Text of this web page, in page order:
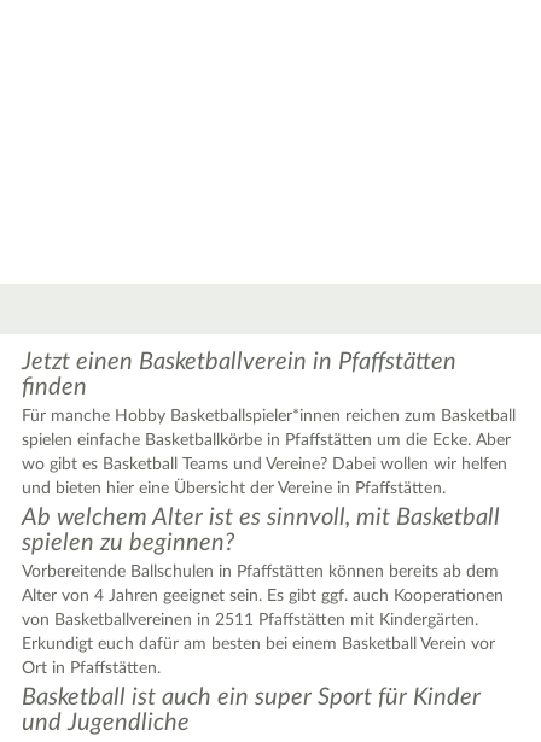
Jetzt einen Basketballverein in Pfaffstätten
finden
Für manche Hobby Basketballspieler*innen reichen zum Basketball
spielen einfache Basketballkörbe in Pfaffstätten um die Ecke. Aber
wo gibt es Basketball Teams und Vereine? Dabei wollen wir helfen
und bieten hier eine Übersicht der Vereine in Pfaffstätten.
Ab welchem Alter ist es sinnvoll, mit Basketball
spielen zu beginnen?
Vorbereitende Ballschulen in Pfaffstätten können bereits ab dem
Alter von 4 Jahren geeignet sein. Es gibt ggf. auch Kooperationen
von Basketballvereinen in 2511 Pfaffstätten mit Kindergärten.
Erkundigt euch dafür am besten bei einem Basketball Verein vor
Ort in Pfaffstätten.
Basketball ist auch ein super Sport für Kinder
und Jugendliche